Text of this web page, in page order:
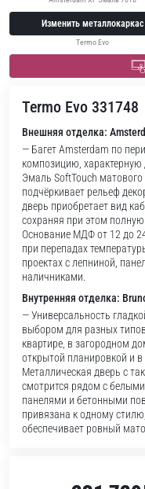
Изменить металлокаркас
Termo Evo
Termo Evo 331748
Внешняя отделка:
— Багет Amsterdam по
композицию, характерную
Эмаль SoftTouch матового
подчёркивает рельеф
дверь приобретает вид
сохраняя при этом полную
Основание МДФ от 12 до
при перепадах
проектах с лепниной,
наличниками.
Внутренняя отделка:
— Универсальность
выбором для разных
квартире, в загородном
открытой планировкой и
Металлическая дверь с
смотрится рядом с
панелями и бетонными
привязана к одному
обеспечивает ровный